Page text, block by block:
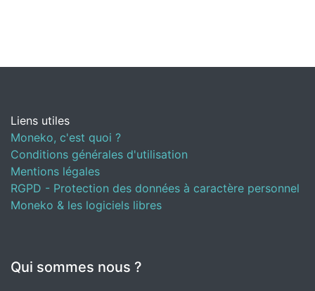
Liens utiles
Moneko, c'est quoi ?
Conditions générales d'utilisation
Mentions légales
RGPD - Protection des données à caractère personnel
Moneko & les logiciels libres
Qui sommes nous ?